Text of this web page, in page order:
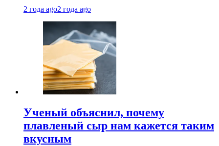
2 года ago2 года ago
Ученый объяснил, почему
плавленый сыр нам кажется таким
вкусным